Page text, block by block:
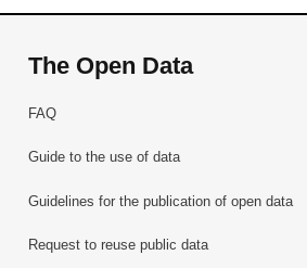
The Open Data
FAQ
Guide to the use of data
Guidelines for the publication of open data
Request to reuse public data